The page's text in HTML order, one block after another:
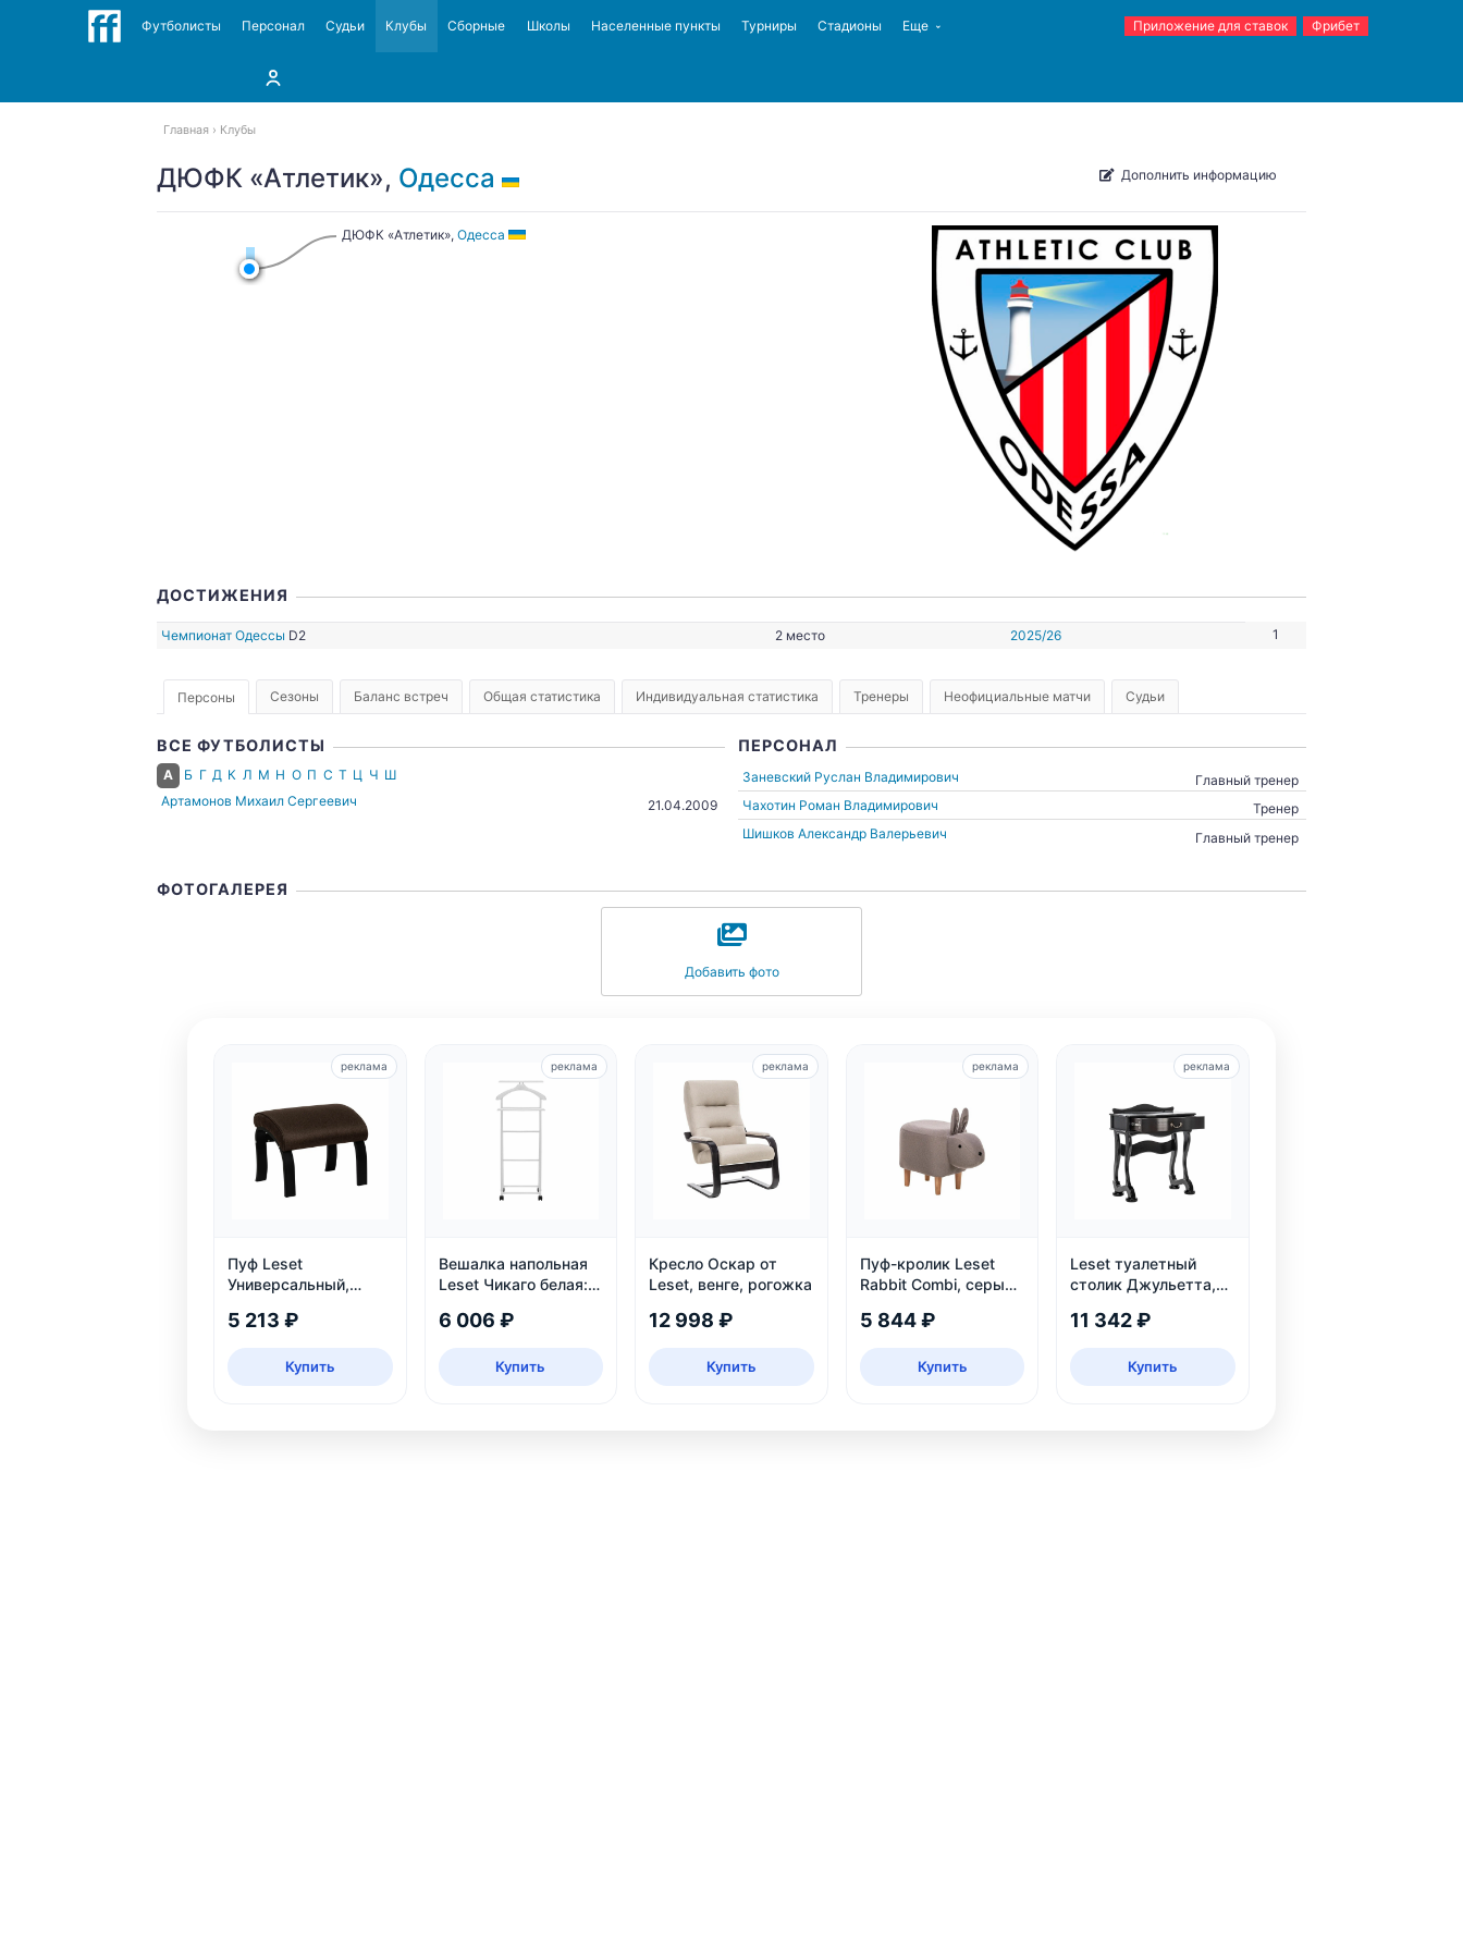
Футболисты Персонал Судьи Клубы Сборные Школы Населенные пункты Турниры Стадионы Еще Приложение для ставок Фрибет
Главная Клубы
ДЮФК «Атлетик», Одесса Дополнить информацию
ДЮФК «Атлетик», Одесса
ДОСТИЖЕНИЯ
Чемпионат Одессы D2 2 место 2025/26 1
Персоны Сезоны Баланс встреч Общая статистика Индивидуальная статистика Тренеры Неофициальные матчи Судьи
ВСЕ ФУТБОЛИСТЫ
А Б Г Д К Л М Н О П С Т Ц Ч Ш
Артамонов Михаил Сергеевич
21.04.2009
ПЕРСОНАЛ
Заневский Руслан Владимирович
Главный тренер
Чахотин Роман Владимирович
Тренер
Шишков Александр Валерьевич
Главный тренер
ФОТОГАЛЕРЕЯ
Добавить фото
Пуф Leset
Универсальный,
5 213 ₽
Купить
реклама
Вешалка напольная
Leset Чикаго белая:
нагрузка 30 кг
6 006 ₽
Купить
реклама
Кресло Оскар от
Leset, венге, рогожка
12 998 ₽
Купить
реклама
Пуф-кролик Leset
Rabbit Combi, серый,
кг
5 844 ₽
Купить
реклама
Leset туалетный
столик Джульетта,
11 342 ₽
Купить
реклама